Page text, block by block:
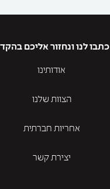
כתבו לנו ונחזור אליכם
אודותינו
הצוות שלנו
אחריות חברתית
יצירת קשר